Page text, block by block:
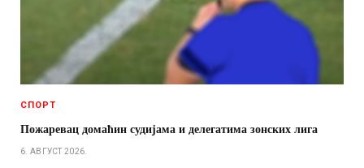
СПОРТ
Пожаревац домаћин судијама и делегатима зонских лига
6. АВГУСТ 2026.